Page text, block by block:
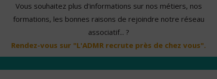
Vous souhaitez plus d'informations sur nos métiers, nos
formations, les bonnes raisons de rejoindre notre réseau
associatif... ?
Rendez-vous sur "L'ADMR recrute près de chez vous".